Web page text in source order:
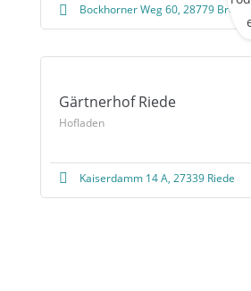
Bockhorner Weg 60, 28779 Bremen
Gärtnerhof Riede
Hofladen
Kaiserdamm 14 A, 27339 Riede